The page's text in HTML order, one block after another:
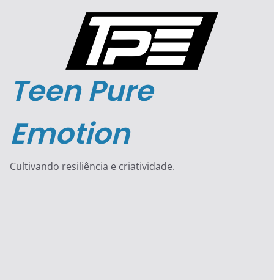
Teen Pure
Emotion
Cultivando resiliência e criatividade.